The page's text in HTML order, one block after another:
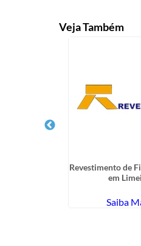
Veja Também
Revestimento de
em
Saiba